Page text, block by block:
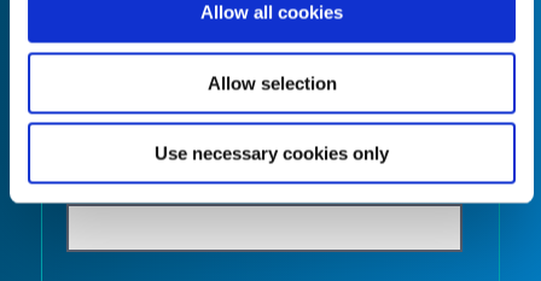
Allow all cookies
Allow selection
Use necessary cookies only
Unit of Measure*
Product Name*